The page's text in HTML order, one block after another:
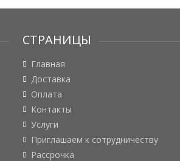
СТРАНИЦЫ
Главная
Доставка
Оплата
Контакты
Услуги
Приглашаем к сотрудничеству
Рассрочка